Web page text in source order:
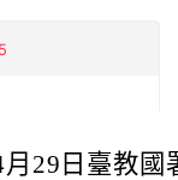
29日臺教國